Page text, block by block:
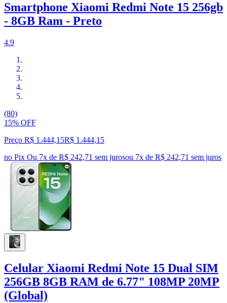
Smartphone Xiaomi Redmi Note 15 256gb
- 8GB Ram - Preto
4.9
(80)
15% OFF
Preço R$ 1.444,15R$ 1.444,15
no Pix Ou 7x de R$ 242,71 sem jurosou 7x de R$ 242,71 sem juros
Celular Xiaomi Redmi Note 15 Dual SIM
256GB 8GB RAM de 6.77" 108MP 20MP
(Global)